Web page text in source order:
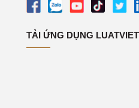
TẢI ỨNG DỤNG